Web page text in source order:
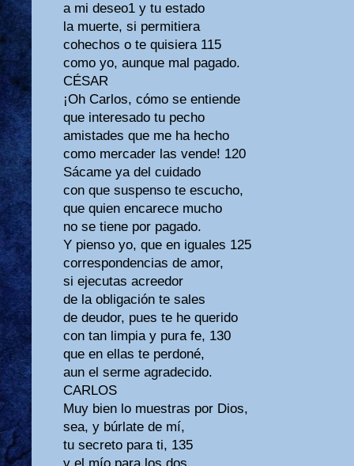
a mi deseo1 y tu estado
la muerte, si permitiera
cohechos o te quisiera 115
como yo, aunque mal pagado.
CÉSAR
¡Oh Carlos, cómo se entiende
que interesado tu pecho
amistades que me ha hecho
como mercader las vende! 120
Sácame ya del cuidado
con que suspenso te escucho,
que quien encarece mucho
no se tiene por pagado.
Y pienso yo, que en iguales 125
correspondencias de amor,
si ejecutas acreedor
de la obligación te sales
de deudor, pues te he querido
con tan limpia y pura fe, 130
que en ellas te perdoné,
aun el serme agradecido.
CARLOS
Muy bien lo muestras por Dios,
sea, y búrlate de mí,
tu secreto para ti, 135